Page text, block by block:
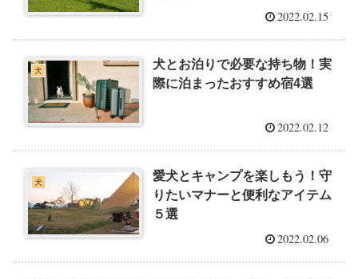
2022.02.15
犬
犬とお泊りで必要な持ち物！実
際に泊まったおすすめ宿4選
2022.02.12
犬
愛犬とキャンプを楽しもう！守
りたいマナーと便利なアイテム
５選
2022.02.06